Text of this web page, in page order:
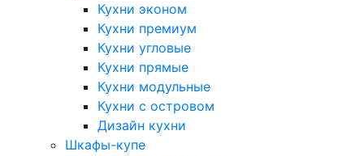
Кухни эконом
Кухни премиум
Кухни угловые
Кухни прямые
Кухни модульные
Кухни с островом
Дизайн кухни
Шкафы-купе